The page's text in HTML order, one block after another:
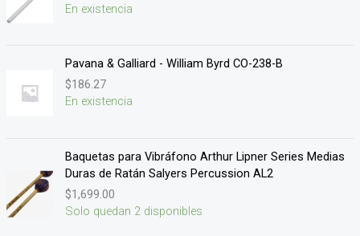
En existencia
Pavana & Galliard - William Byrd CO-238-B
$186.27
En existencia
Baquetas para Vibráfono Arthur Lipner Series Medias
Duras de Ratán Salyers Percussion AL2
$1,699.00
Solo quedan 2 disponibles